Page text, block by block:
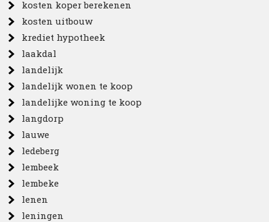
kosten koper berekenen
kosten uitbouw
krediet hypotheek
laakdal
landelijk
landelijk wonen te koop
landelijke woning te koop
langdorp
lauwe
ledeberg
lembeek
lembeke
lenen
leningen